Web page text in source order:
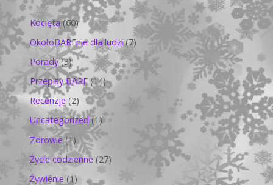
Kocięta(60)
OkołoBARFnie dla ludzi(7)
Porady(3)
Przepisy BARF(14)
Recenzje (2)
Uncategorized(1)
Zdrowie(1)
Życie codzienne (27)
Żywienie (1)